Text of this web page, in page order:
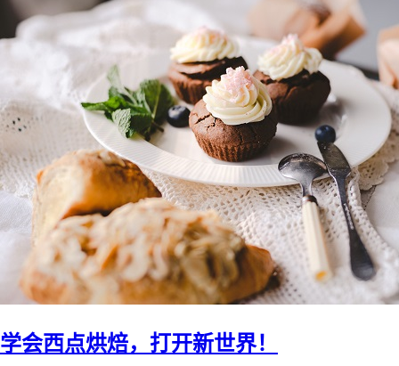
学会西点烘焙，打开新世界！